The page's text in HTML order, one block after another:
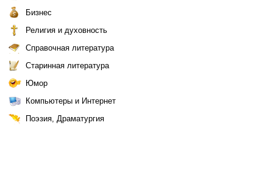
Бизнес
Религия и духовность
Справочная литература
Старинная литература
Юмор
Компьютеры и Интернет
Поэзия, Драматургия